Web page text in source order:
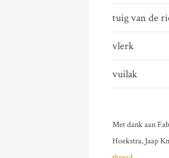
tuig van de
vlerk
vuilak
Met dank aan
Hoekstra, Jaap